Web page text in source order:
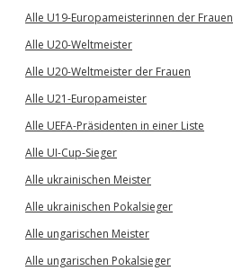
Alle U19-Europameisterinnen der Frauen
Alle U20-Weltmeister
Alle U20-Weltmeister der Frauen
Alle U21-Europameister
Alle UEFA-Präsidenten in einer Liste
Alle UI-Cup-Sieger
Alle ukrainischen Meister
Alle ukrainischen Pokalsieger
Alle ungarischen Meister
Alle ungarischen Pokalsieger